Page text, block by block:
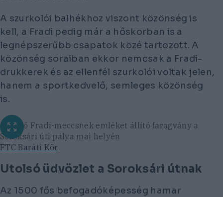
A szurkolói balhékhoz viszont közönség is
kell, a Fradi pedig már a hőskorban is a
legnépszerűbb csapatok közé tartozott. A
közönség soraiban ekkor nemcsak a Fradi-
drukkerek és az ellenfél szurkolói voltak jelen,
hanem a sportkedvelő, semleges közönség
is.
Az első Fradi-meccsnek emléket állító faragvány a
Soroksári úti pálya mai helyén
FTC Baráti Kör
Utolsó üdvözlet a Soroksári útnak
Az 1500 fős befogadóképesség hamar